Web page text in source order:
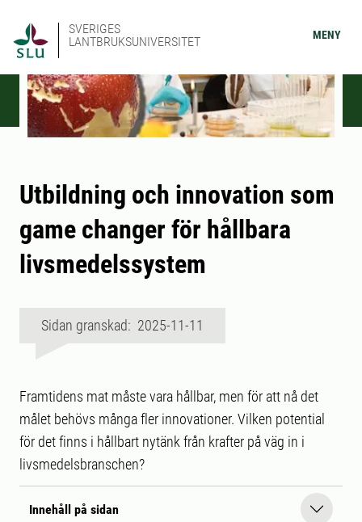
SVERIGES
LANTBRUKSUNIVERSITET
MENY
Utbildning och innovation som
game changer för hållbara
livsmedelssystem
Sidan granskad: 2025-11-11
Framtidens mat måste vara hållbar, men för att nå det
målet behövs många fler innovationer. Vilken potential
för det finns i hållbart nytänk från krafter på väg in i
livsmedelsbranschen?
Innehåll på sidan